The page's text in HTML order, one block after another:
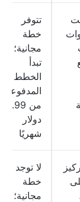
تتوفر
خطة
مجانية؛
تبدأ
الخطط
المدفوعة
من 6.99
دولار
شهريًا
لا توجد
خطة
مجانية؛